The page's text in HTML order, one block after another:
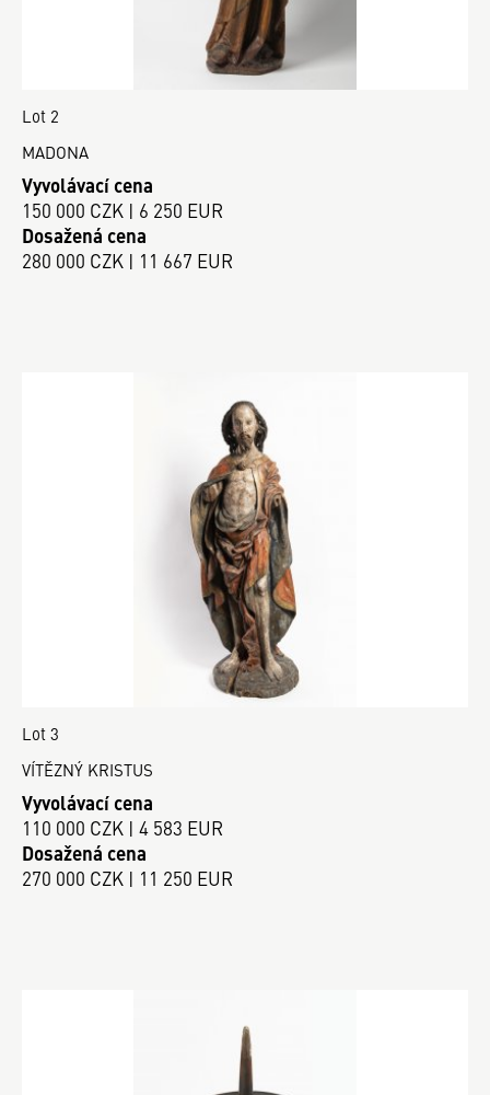
Lot 2
MADONA
Vyvolávací cena
150 000 CZK | 6 250 EUR
Dosažená cena
280 000 CZK | 11 667 EUR
Lot 3
VÍTĚZNÝ KRISTUS
Vyvolávací cena
110 000 CZK | 4 583 EUR
Dosažená cena
270 000 CZK | 11 250 EUR